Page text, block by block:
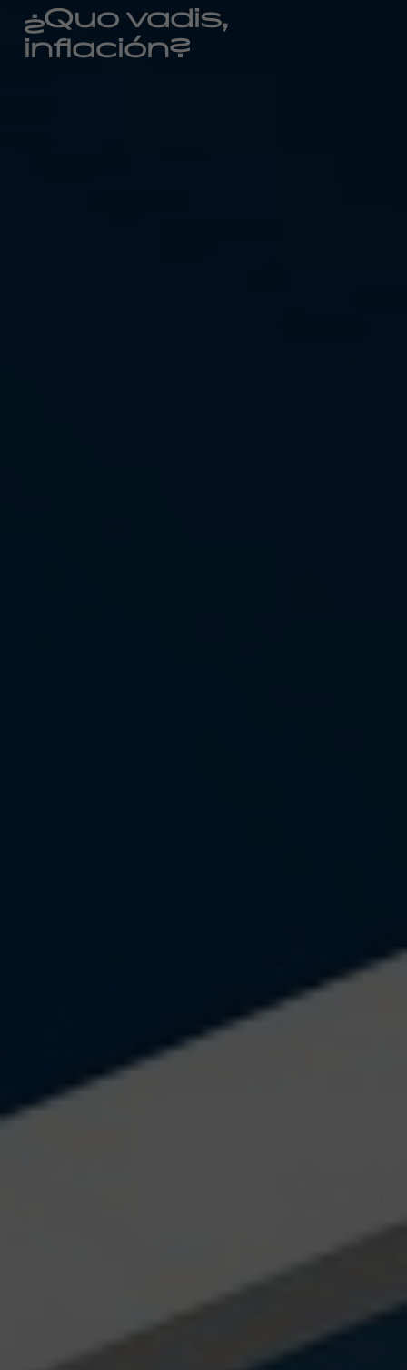
¿Quo vadis,
inflación?